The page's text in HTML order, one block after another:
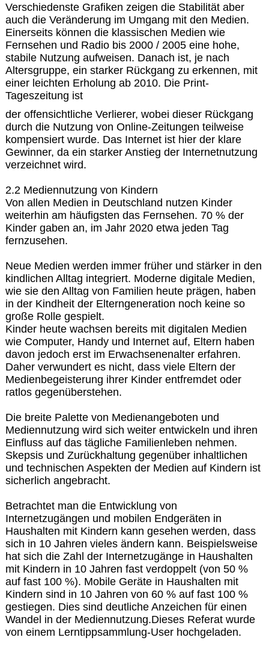
Verschiedenste Grafiken zeigen die Stabilität aber
auch die Veränderung im Umgang mit den Medien.
Einerseits können die klassischen Medien wie
Fernsehen und Radio bis 2000 / 2005 eine hohe,
stabile Nutzung aufweisen. Danach ist, je nach
Altersgruppe, ein starker Rückgang zu erkennen, mit
einer leichten Erholung ab 2010. Die Print-
Tageszeitung ist
der offensichtliche Verlierer, wobei dieser Rückgang
durch die Nutzung von Online-Zeitungen teilweise
kompensiert wurde. Das Internet ist hier der klare
Gewinner, da ein starker Anstieg der Internetnutzung
verzeichnet wird.
2.2 Mediennutzung von Kindern
Von allen Medien in Deutschland nutzen Kinder
weiterhin am häufigsten das Fernsehen. 70 % der
Kinder gaben an, im Jahr 2020 etwa jeden Tag
fernzusehen.
Neue Medien werden immer früher und stärker in den
kindlichen Alltag integriert. Moderne digitale Medien,
wie sie den Alltag von Familien heute prägen, haben
in der Kindheit der Elterngeneration noch keine so
große Rolle gespielt.
Kinder heute wachsen bereits mit digitalen Medien
wie Computer, Handy und Internet auf, Eltern haben
davon jedoch erst im Erwachsenenalter erfahren.
Daher verwundert es nicht, dass viele Eltern der
Medienbegeisterung ihrer Kinder entfremdet oder
ratlos gegenüberstehen.
Die breite Palette von Medienangeboten und
Mediennutzung wird sich weiter entwickeln und ihren
Einfluss auf das tägliche Familienleben nehmen.
Skepsis und Zurückhaltung gegenüber inhaltlichen
und technischen Aspekten der Medien auf Kindern ist
sicherlich angebracht.
Betrachtet man die Entwicklung von
Internetzugängen und mobilen Endgeräten in
Haushalten mit Kindern kann gesehen werden, dass
sich in 10 Jahren vieles ändern kann. Beispielsweise
hat sich die Zahl der Internetzugänge in Haushalten
mit Kindern in 10 Jahren fast verdoppelt (von 50 %
auf fast 100 %). Mobile Geräte in Haushalten mit
Kindern sind in 10 Jahren von 60 % auf fast 100 %
gestiegen. Dies sind deutliche Anzeichen für einen
Wandel in der Mediennutzung.Dieses Referat wurde
von einem Lerntippsammlung-User hochgeladen.